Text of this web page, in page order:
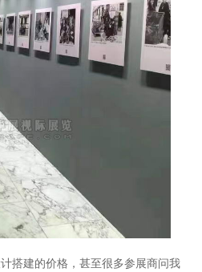
搭建的价格，甚至很多参展商问我